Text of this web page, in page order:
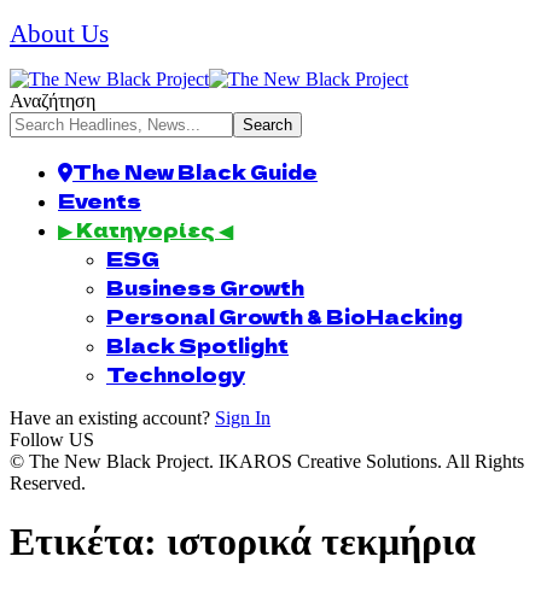
About Us
Αναζήτηση
The New Black Guide
Events
▶ Κατηγορίες ◀
ESG
Business Growth
Personal Growth & BioHacking
Black Spotlight
Technology
Have an existing account? Sign In
Follow US
© The New Black Project. IKAROS Creative Solutions. All Rights
Reserved.
Ετικέτα: ιστορικά τεκμήρια